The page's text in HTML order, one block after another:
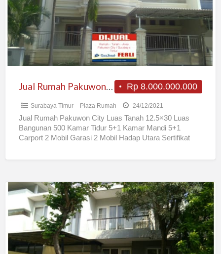
City
Rp 8.000.000.000
Surabaya Timur Plaza Rumah 24/12/2021
Jual Rumah Pakuwon City Luas Tanah 12.5×30 Luas
Bangunan 500 Kamar Tidur 5+1 Kamar Mandi 5+1
Carport 2 Mobil Garasi 2 Mobil Hadap Utara Sertifikat
Pakuwon
Second
Lantai